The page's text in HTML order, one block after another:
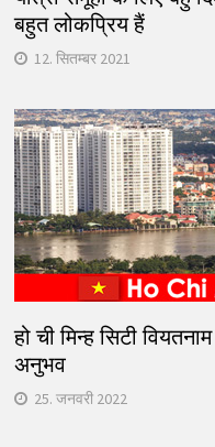
बहुत लोकप्रिय हैं
12. सितम्बर 2021
हो ची मिन्ह सिटी
अनुभव
25. जनवरी 2022